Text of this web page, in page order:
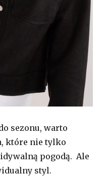
sezonu, warto
które nie tylko
pogodą. Ale
styl.